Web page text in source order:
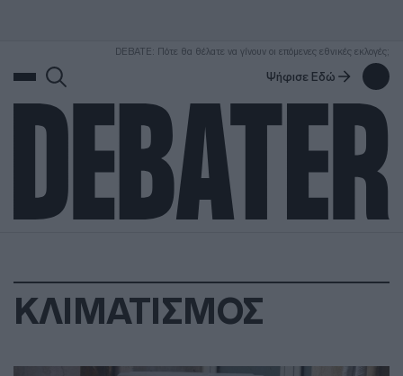
DEBATE: Πότε θα θέλατε να γίνουν οι επόμενες εθνικές εκλογές;
Ψήφισε Εδώ
ΚΛΙΜΑΤΙΣΜΟΣ